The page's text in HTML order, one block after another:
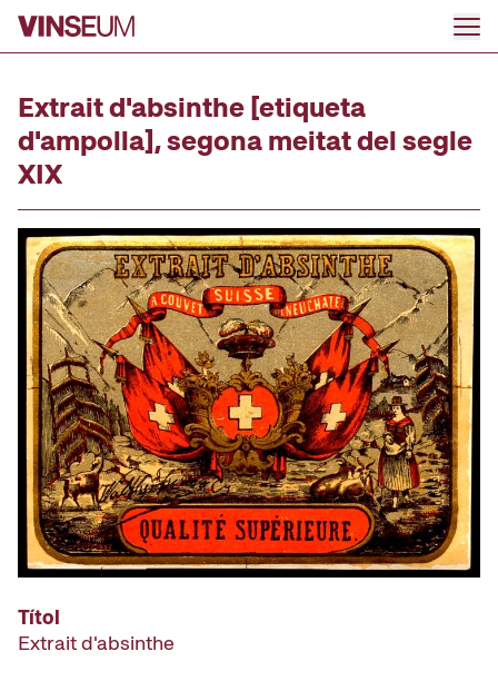
Anar al contingut
Extrait d'absinthe [etiqueta
d'ampolla], segona meitat del segle
XIX
Títol
Extrait d'absinthe